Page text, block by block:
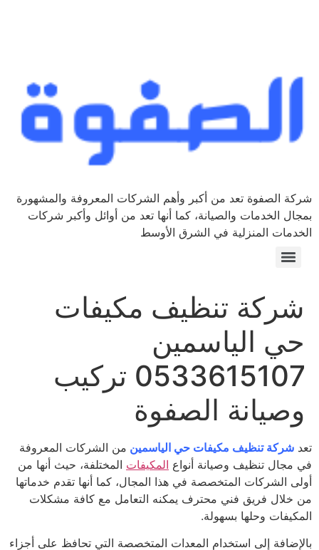
الصفوة تعد من أكبر وأهم الشركات المعروفة والمشهورة
الخدمات والصيانة، كما أنها تعد من أوائل وأكبر شركات
المنزلية في الشرق الأوسط
تنظيف مكيفات
الياسمين
0533615107 تركيب
الصفوة
شركة تنظيف مكيفات حي الياسمينمن الشركات المعروفة
تنظيف وصيانة أنواعالمكيفاتالمختلفة، حيث أنها من
الشركات المتخصصة في هذا المجال، كما أنها تقدم خدماتها
فريق فني محترف يمكنه التعامل مع كافة مشكلات
وحلها بسهولة.
إلى استخدام المعدات المتخصصة التي تحافظ على أجزاء